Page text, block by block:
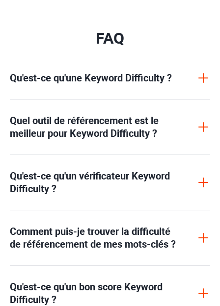
FAQ
Qu'est-ce qu'une Keyword Difficulty ?
Quel outil de référencement est le
meilleur pour Keyword Difficulty ?
Qu'est-ce qu'un vérificateur Keyword
Difficulty ?
Comment puis-je trouver la difficulté
de référencement de mes mots-clés ?
Qu'est-ce qu'un bon score Keyword
Difficulty ?